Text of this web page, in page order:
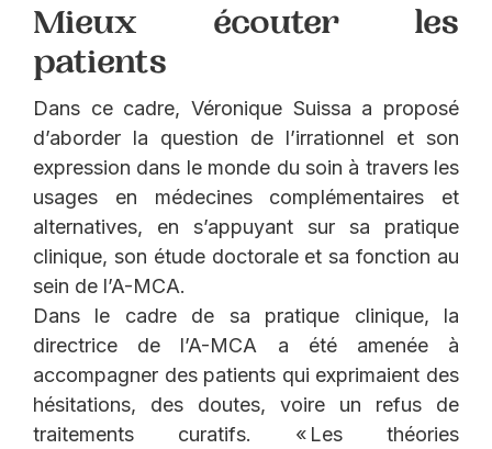
Mieux écouter les
patients
Dans ce cadre, Véronique Suissa a proposé
d’aborder la question de l’irrationnel et son
expression dans le monde du soin à travers les
usages en médecines complémentaires et
alternatives, en s’appuyant sur sa pratique
clinique, son étude doctorale et sa fonction au
sein de l’A-MCA.
Dans le cadre de sa pratique clinique, la
directrice de l’A-MCA a été amenée à
accompagner des patients qui exprimaient des
hésitations, des doutes, voire un refus de
traitements curatifs. « Les théories